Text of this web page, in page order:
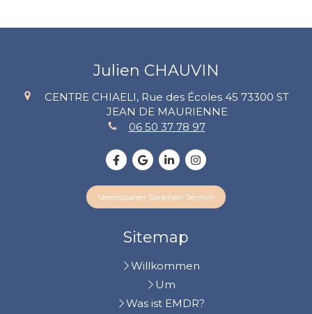
Julien CHAUVIN
CENTRE CHIAELI, Rue des Écoles 45 73300 ST
JEAN DE MAURIENNE
06 50 37 78 97
Vereinbaren Sie einen Termin
Sitemap
Willkommen
Um
Was ist EMDR?